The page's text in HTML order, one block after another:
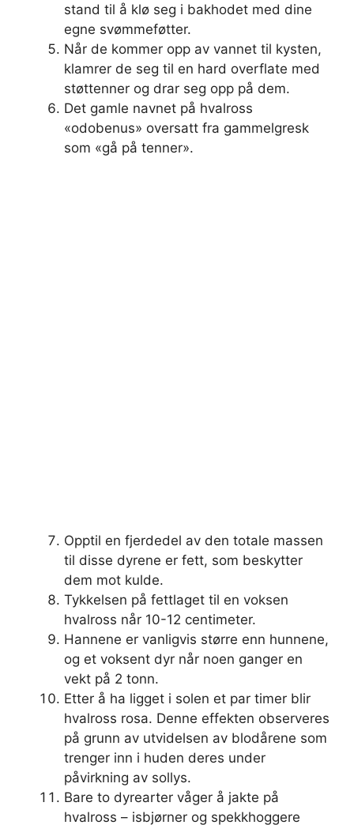
stand til å klø seg i bakhodet med dine
egne svømmeføtter.
Når de kommer opp av vannet til kysten,
klamrer de seg til en hard overflate med
støttenner og drar seg opp på dem.
Det gamle navnet på hvalross
«odobenus» oversatt fra gammelgresk
som «gå på tenner».
Opptil en fjerdedel av den totale massen
til disse dyrene er fett, som beskytter
dem mot kulde.
Tykkelsen på fettlaget til en voksen
hvalross når 10-12 centimeter.
Hannene er vanligvis større enn hunnene,
og et voksent dyr når noen ganger en
vekt på 2 tonn.
Etter å ha ligget i solen et par timer blir
hvalross rosa. Denne effekten observeres
på grunn av utvidelsen av blodårene som
trenger inn i huden deres under
påvirkning av sollys.
Bare to dyrearter våger å jakte på
hvalross – isbjørner og spekkhoggere